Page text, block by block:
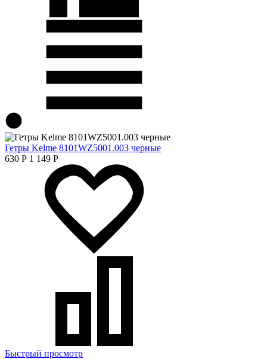
Гетры Kelme 8101WZ5001.003 черные
630 Р 1 149 Р
Быстрый просмотр